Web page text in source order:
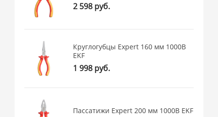
2 598 руб.
Круглогубцы Expert 160 мм 1000В
EKF
1 998 руб.
Пассатижи Expert 200 мм 1000В EKF